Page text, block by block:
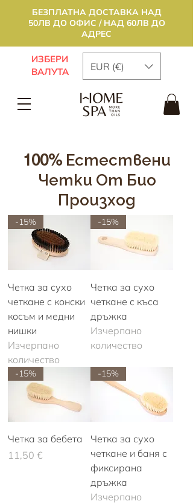
БЕЗПЛАТНА ДОСТАВКА НАД
50ЛВ ДО ОФИС / НАД 60ЛВ ДО
АДРЕС
ИЗБЕРИ
ВАЛУТА
EUR (€)
100% Естествени
Четки От Био
Произход
-15%
Четка за сухо
четкане с конски
косъм и медни
нишки
Изчерпано
количество
-15%
Четка за сухо
четкане с къса
дръжка
Изчерпано
количество
-15%
Четка за бебета
Цена
11,50 €
-15%
Четка за сухо
четкане и баня с
фиксирана
дръжка
Изчерпано